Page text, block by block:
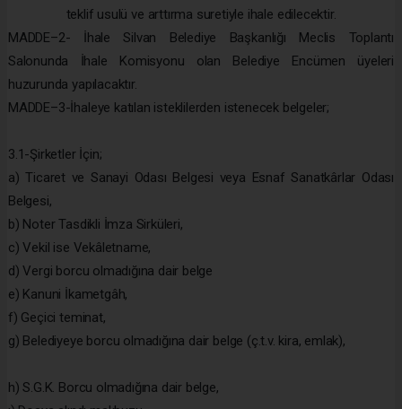
teklif usulü ve arttırma suretiyle ihale edilecektir.
MADDE–2- İhale Silvan Belediye Başkanlığı Meclis Toplantı
Salonunda İhale Komisyonu olan Belediye Encümen üyeleri
huzurunda yapılacaktır.
MADDE–3-İhaleye katılan isteklilerden istenecek belgeler;
3.1-Şirketler İçin;
a) Ticaret ve Sanayi Odası Belgesi veya Esnaf Sanatkârlar Odası
Belgesi,
b) Noter Tasdikli İmza Sirküleri,
c) Vekil ise Vekâletname,
d) Vergi borcu olmadığına dair belge
e) Kanuni İkametgâh,
f) Geçici teminat,
g) Belediyeye borcu olmadığına dair belge (ç.t.v. kira, emlak),
h) S.G.K. Borcu olmadığına dair belge,